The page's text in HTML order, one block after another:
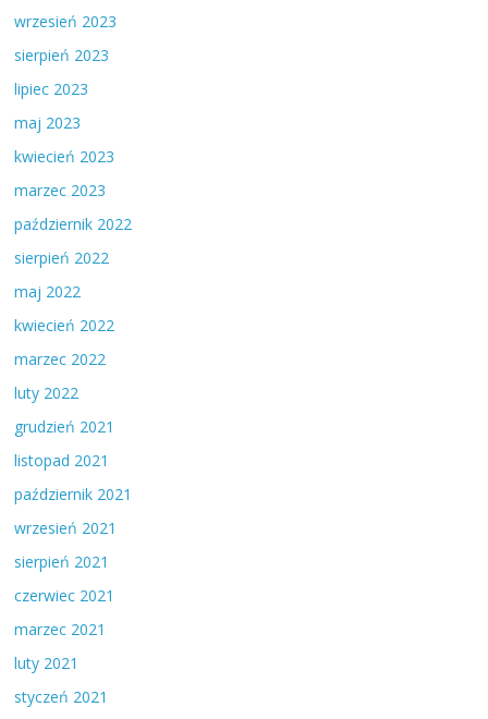
wrzesień 2023
sierpień 2023
lipiec 2023
maj 2023
kwiecień 2023
marzec 2023
październik 2022
sierpień 2022
maj 2022
kwiecień 2022
marzec 2022
luty 2022
grudzień 2021
listopad 2021
październik 2021
wrzesień 2021
sierpień 2021
czerwiec 2021
marzec 2021
luty 2021
styczeń 2021